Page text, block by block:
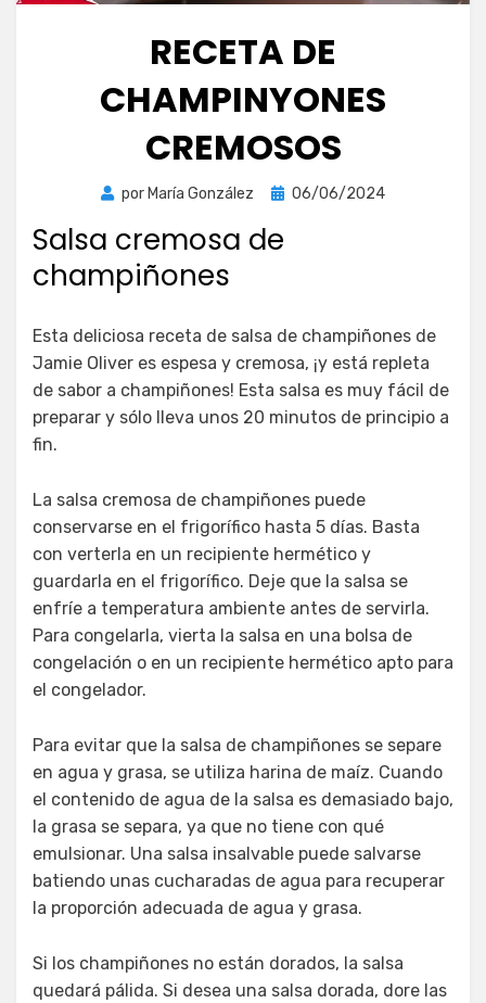
RECETA DE
CHAMPINYONES
CREMOSOS
por María González
Publicada
06/06/2024
Salsa cremosa de
champiñones
Esta deliciosa receta de salsa de champiñones de
Jamie Oliver es espesa y cremosa, ¡y está repleta
de sabor a champiñones! Esta salsa es muy fácil de
preparar y sólo lleva unos 20 minutos de principio a
fin.
La salsa cremosa de champiñones puede
conservarse en el frigorífico hasta 5 días. Basta
con verterla en un recipiente hermético y
guardarla en el frigorífico. Deje que la salsa se
enfríe a temperatura ambiente antes de servirla.
Para congelarla, vierta la salsa en una bolsa de
congelación o en un recipiente hermético apto para
el congelador.
Para evitar que la salsa de champiñones se separe
en agua y grasa, se utiliza harina de maíz. Cuando
el contenido de agua de la salsa es demasiado bajo,
la grasa se separa, ya que no tiene con qué
emulsionar. Una salsa insalvable puede salvarse
batiendo unas cucharadas de agua para recuperar
la proporción adecuada de agua y grasa.
Si los champiñones no están dorados, la salsa
quedará pálida. Si desea una salsa dorada, dore las